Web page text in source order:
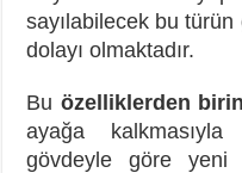
sayılabilecek bu
dolayı olmaktadır.
Bu özelliklerden
ayağa
gövdeyle göre